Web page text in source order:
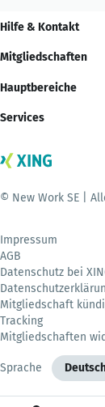
Hilfe & Kontakt
Mitgliedschaften
Hauptbereiche
Services
© New Work SE |
Impressum
AGB
Datenschutz bei
Mitgliedschaft
Tracking
Mitgliedschaften
Sprache